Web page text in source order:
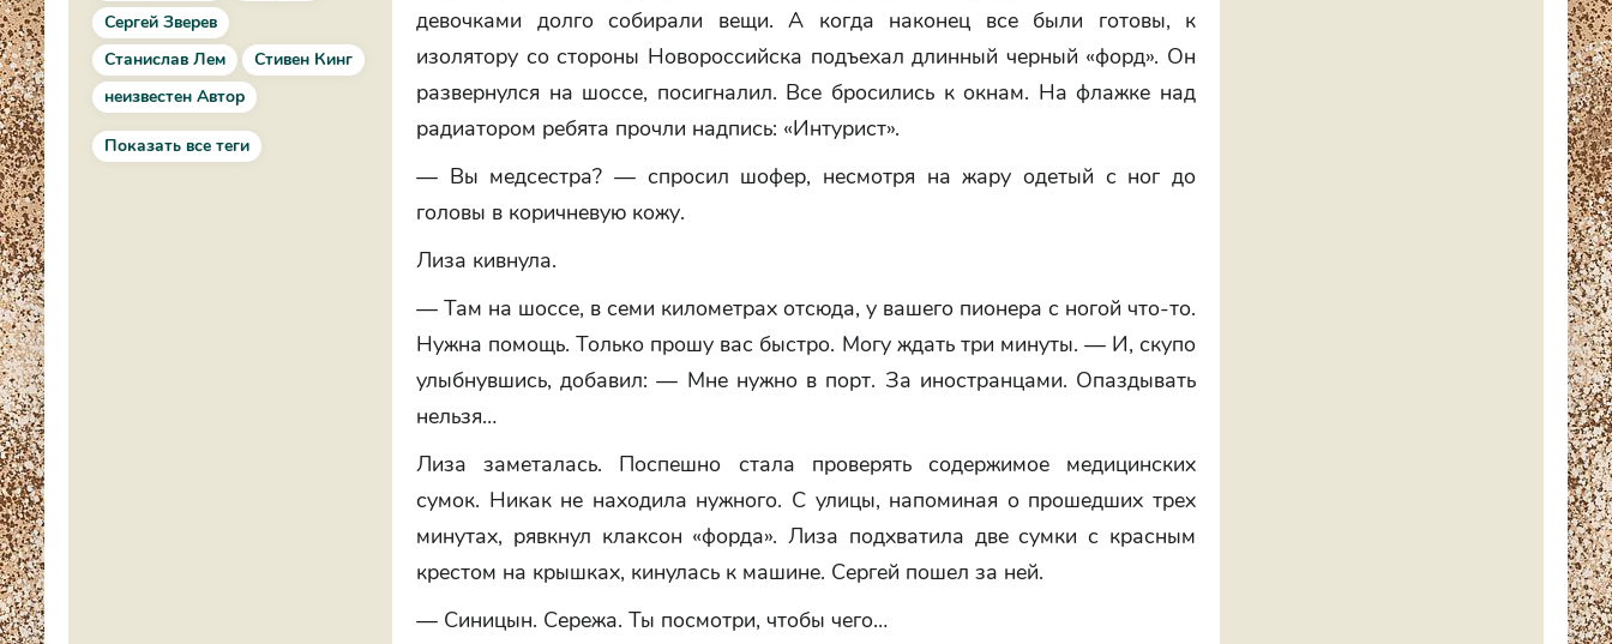
Сергей Зверев
Станислав Лем
Стивен Кинг
неизвестен Автор
Показать все теги
девочками долго собирали вещи. А когда наконец все были готовы, к
изолятору со стороны Новороссийска подъехал длинный черный «форд». Он
развернулся на шоссе, посигналил. Все бросились к окнам. На флажке над
радиатором ребята прочли надпись: «Интурист».
— Вы медсестра? — спросил шофер, несмотря на жару одетый с ног до
головы в коричневую кожу.
Лиза кивнула.
— Там на шоссе, в семи километрах отсюда, у вашего пионера с ногой что-то.
Нужна помощь. Только прошу вас быстро. Могу ждать три минуты. — И, скупо
улыбнувшись, добавил: — Мне нужно в порт. За иностранцами. Опаздывать
нельзя…
Лиза заметалась. Поспешно стала проверять содержимое медицинских
сумок. Никак не находила нужного. С улицы, напоминая о прошедших трех
минутах, рявкнул клаксон «форда». Лиза подхватила две сумки с красным
крестом на крышках, кинулась к машине. Сергей пошел за ней.
— Синицын. Сережа. Ты посмотри, чтобы чего…